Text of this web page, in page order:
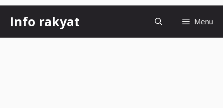
content
Info rakyat Menu